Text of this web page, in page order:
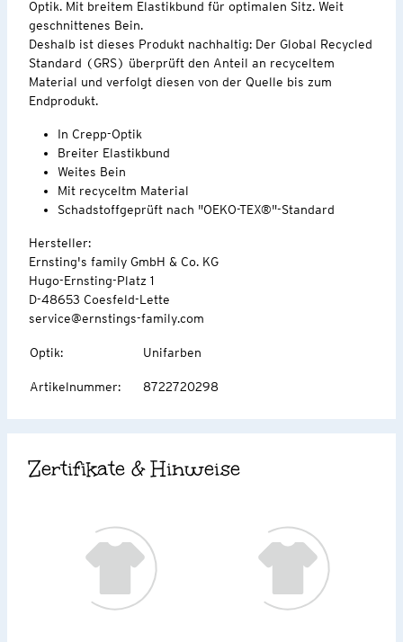
Optik. Mit breitem Elastikbund für optimalen Sitz. Weit
geschnittenes Bein.
Deshalb ist dieses Produkt nachhaltig: Der Global Recycled
Standard (GRS) überprüft den Anteil an recyceltem
Material und verfolgt diesen von der Quelle bis zum
Endprodukt.
In Crepp-Optik
Breiter Elastikbund
Weites Bein
Mit recyceltm Material
Schadstoffgeprüft nach "OEKO-TEX®"-Standard
Hersteller:
Ernsting's family GmbH & Co. KG
Hugo-Ernsting-Platz 1
D-48653 Coesfeld-Lette
service@ernstings-family.com
Optik: Unifarben
Artikelnummer: 8722720298
Zertifikate & Hinweise